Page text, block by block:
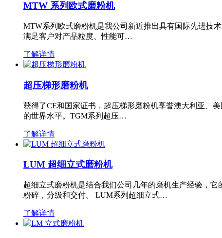
MTW 系列欧式磨粉机
MTW系列欧式磨粉机是我公司新近推出具有国际先进技
满足客户对产品粒度、性能可…
了解详情
超压梯形磨粉机
获得了CE和国家证书，超压梯形磨粉机享誉澳大利亚、
的世界水平。TGM系列超压…
了解详情
LUM 超细立式磨粉机
超细立式磨粉机是结合我们公司几年的磨机生产经验，
粉碎，分级和交付。 LUM系列超细立式…
了解详情